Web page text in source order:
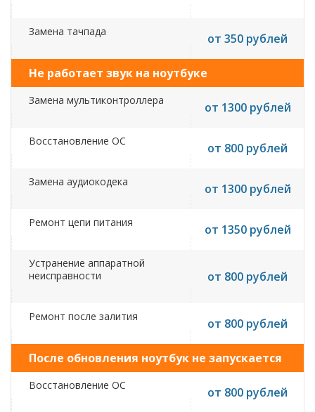
Замена тачпада от 350 рублей
Не работает звук на ноутбуке
Замена мультиконтроллера от 1300 рублей
Восстановление ОС от 800 рублей
Замена аудиокодека от 1300 рублей
Ремонт цепи питания от 1350 рублей
Устранение аппаратной
неисправности
от 800 рублей
Ремонт после залития от 800 рублей
После обновления ноутбук не запускается
Восстановление ОС от 800 рублей